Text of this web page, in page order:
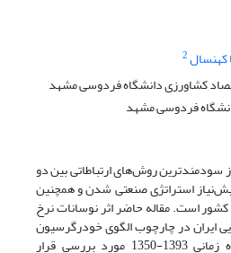
2
کشاورزی دانشگاه فردوسی مشهد
فردوسی مشهد
سودمندترین روش‌های ارتباطاتی بین دو
استراتژی صنعتی ‌شدن و همچنین
است. مقاله حاضر اثر نوسانات نرخ
ایران در چارچوب الگوی خودرگرسیون
برداری ساختاری برای دوره زمانی 1393-1350 مورد بررسی قرار